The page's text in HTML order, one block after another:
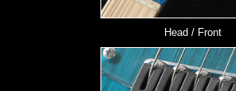
Head / Front